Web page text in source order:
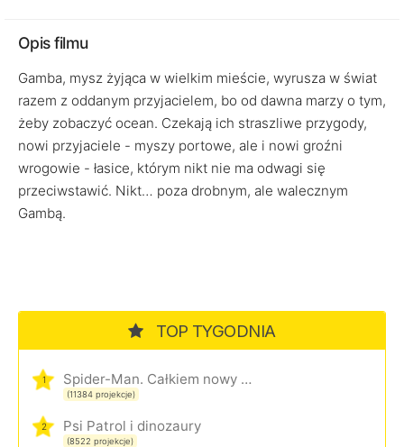
Opis filmu
Gamba, mysz żyjąca w wielkim mieście, wyrusza w świat
razem z oddanym przyjacielem, bo od dawna marzy o tym,
żeby zobaczyć ocean. Czekają ich straszliwe przygody,
nowi przyjaciele - myszy portowe, ale i nowi groźni
wrogowie - łasice, którym nikt nie ma odwagi się
przeciwstawić. Nikt… poza drobnym, ale walecznym
Gambą.
TOP TYGODNIA
1 Spider-Man. Całkiem nowy dzień
(11384 projekcje)
2 Psi Patrol i dinozaury
(8522 projekcje)